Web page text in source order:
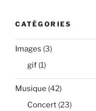
CATÉGORIES
Images (3)
gif (1)
Musique (42)
Concert (23)